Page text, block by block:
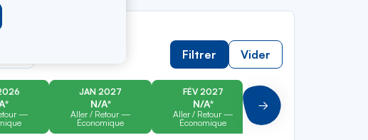
Filtrer Vider
—
JAN 2027
N/A*
Aller / Retour —
Économique
FÉV 2027
N/A*
Aller / Retour —
Économique
Aller / Retour —
Suivant